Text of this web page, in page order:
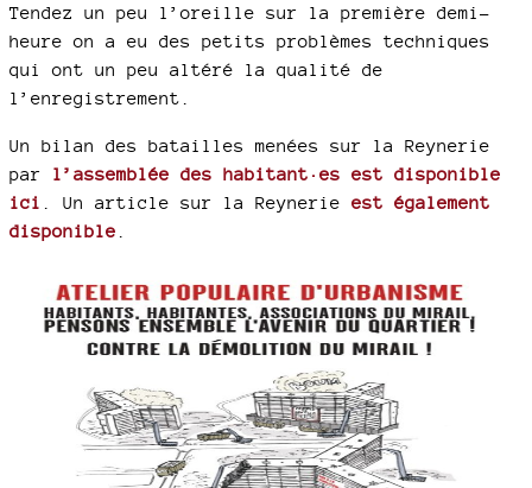
Tendez un peu l’oreille sur la première demi-
heure on a eu des petits problèmes techniques
qui ont un peu altéré la qualité de
l’enregistrement.
Un bilan des batailles menées sur la Reynerie
par l’assemblée des habitant·es est disponible
ici
. Un article sur la Reynerie est également
disponible